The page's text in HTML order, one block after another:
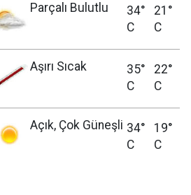
Parçalı Bulutlu
34°
C
21°
C
Aşırı Sıcak
35°
C
22°
C
Açık, Çok Güneşli 34°
C
19°
C